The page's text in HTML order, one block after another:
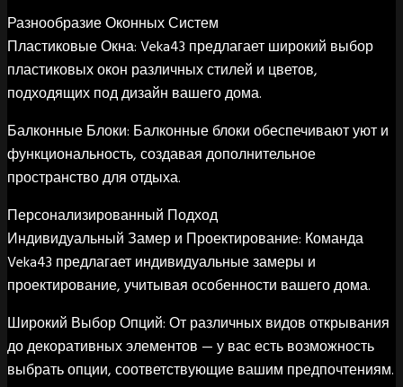
Разнообразие Оконных Систем
Пластиковые Окна: Veka43 предлагает широкий выбор
пластиковых окон различных стилей и цветов,
подходящих под дизайн вашего дома.
Балконные Блоки: Балконные блоки обеспечивают уют и
функциональность, создавая дополнительное
пространство для отдыха.
Персонализированный Подход
Индивидуальный Замер и Проектирование: Команда
Veka43 предлагает индивидуальные замеры и
проектирование, учитывая особенности вашего дома.
Широкий Выбор Опций: От различных видов открывания
до декоративных элементов — у вас есть возможность
выбрать опции, соответствующие вашим предпочтениям.